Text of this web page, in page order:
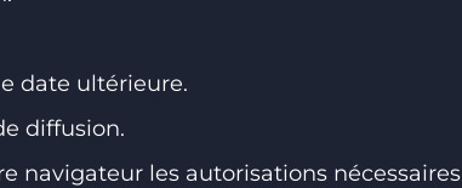
date ultérieure.
diffusion.
navigateur les autorisations nécessaires